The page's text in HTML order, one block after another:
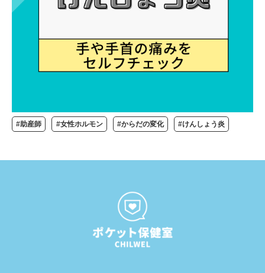
#助産師 #女性ホルモン #からだの変化 #けんしょう炎